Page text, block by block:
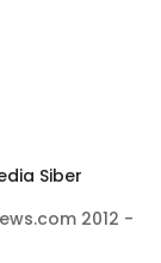
Siber
2012 -